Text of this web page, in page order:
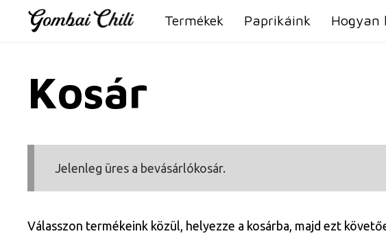
Kilépés
Termékek Paprikáink Hogyan
Kosár
Jelenleg üres a bevásárlókosár.
Válasszon termékeink közül, helyezze a kosárba, majd ezt